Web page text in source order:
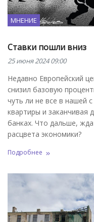
МНЕНИЕ
Ставки пошли вниз
25 июня 2024 09:00
Недавно Европейский
снизил базовую
чуть ли не все в нашей
квартиры и заканчивая
банках. Что дальше,
расцвета экономики?
Подробнее